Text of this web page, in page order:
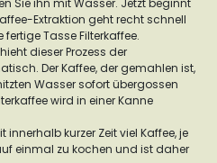
Sie ihn mit Wasser. Jetzt beginnt
Extraktion geht recht schnell
Tasse Filterkaffee.
dieser Prozess der
Der Kaffee, der gemahlen ist,
Wasser sofort übergossen
wird in einer Kanne
innerhalb kurzer Zeit viel Kaffee, je
einmal zu kochen und ist daher